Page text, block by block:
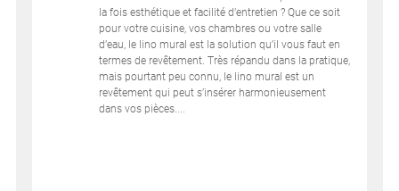
la fois esthétique et facilité d’entretien ? Que ce soit
pour votre cuisine, vos chambres ou votre salle
d’eau, le lino mural est la solution qu’il vous faut en
termes de revêtement. Très répandu dans la pratique,
mais pourtant peu connu, le lino mural est un
revêtement qui peut s’insérer harmonieusement
dans vos pièces....